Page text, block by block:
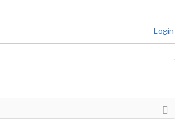
Login